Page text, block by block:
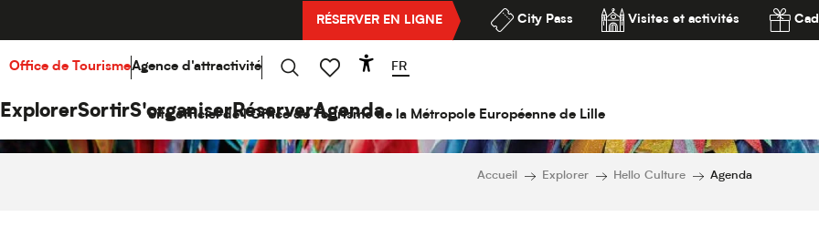
principal
RÉSERVER EN LIGNE City Pass Visites et activités
ExplorerSortirS'organiserRéserverAgenda
Site officiel de l'Office de Tourisme de la Métropole Européenne de Lille
Office de TourismeAgence d'attractivité FR
Accueil Explorer Hello Culture Agenda